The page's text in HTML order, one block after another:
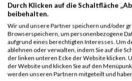
5022
Nadine
5095
Nadine
5093
Anna
5080
Max
5109
Britta
Durch Klicken auf die Schaltfläche
beibehalten.
Wir und unsere Partner speichern und/oder
Browserspeichern, um personenbezogene
aufgrund eines berechtigten Interesses. Um
ablehnen oder verwalten, indem Sie auf die
der linken unteren Ecke der Website klicken.
der Website und klicken Sie auf den
werden unseren Partnern mitgeteilt und